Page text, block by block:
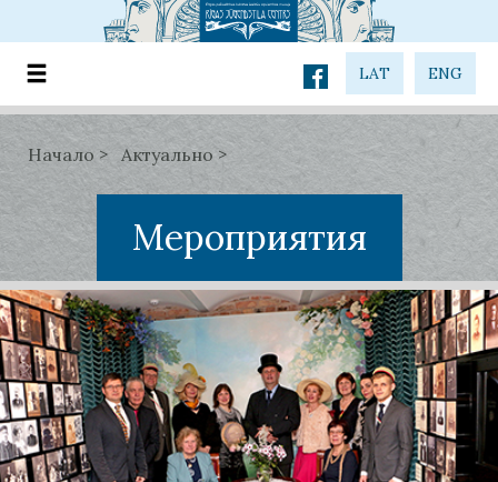
LAT ENG
Начало Актуально
Мероприятия